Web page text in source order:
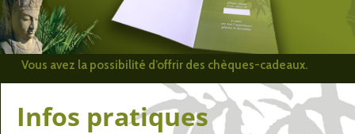
Vous avez la possibilité d’offrir des chèques-cadeaux.
Infos pratiques